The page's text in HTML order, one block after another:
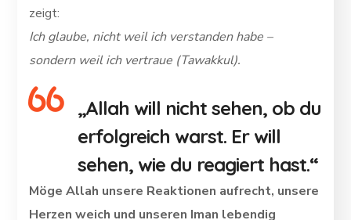
zeigt:
Ich glaube, nicht weil ich verstanden habe –
sondern weil ich vertraue (Tawakkul).
„Allah will nicht sehen, ob du
erfolgreich warst. Er will
sehen, wie du reagiert hast.“
Möge Allah unsere Reaktionen aufrecht, unsere
Herzen weich und unseren Iman lebendig